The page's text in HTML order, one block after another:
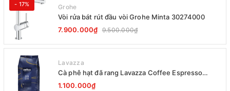
- 17% Grohe
Vòi rửa bát rút đầu vòi Grohe Minta 30274000
7.900.000₫ 9.500.000₫
Lavazza
Cà phê hạt đã rang Lavazza Coffee Espresso
Super Crema 1000g Date 12-2027
1.100.000₫